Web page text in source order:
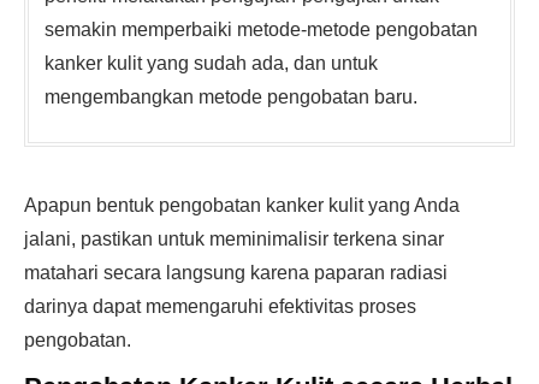
semakin memperbaiki metode-metode pengobatan
kanker kulit yang sudah ada, dan untuk
mengembangkan metode pengobatan baru.
Apapun bentuk pengobatan kanker kulit yang Anda
jalani, pastikan untuk meminimalisir terkena sinar
matahari secara langsung karena paparan radiasi
darinya dapat memengaruhi efektivitas proses
pengobatan.